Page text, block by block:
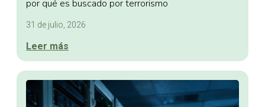
por qué es buscado por terrorismo
31 de julio, 2026
Leer más